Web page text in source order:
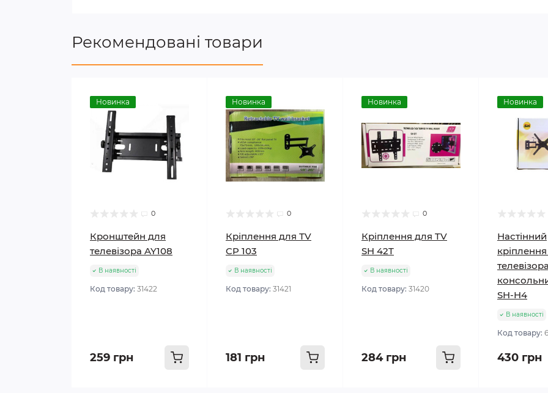
Рекомендовані товари
Новинка
0
Кронштейн для
телевізора AY108
В наявності
Код товару: 31422
259 грн
Новинка
0
Кріплення для ТV
CP 103
В наявності
Код товару: 31421
181 грн
Новинка
0
Кріплення для TV
SH 42T
В наявності
Код товару: 31420
284 грн
Новинка
Настінний
SH-H4
В наявності
Код товару:
430 грн